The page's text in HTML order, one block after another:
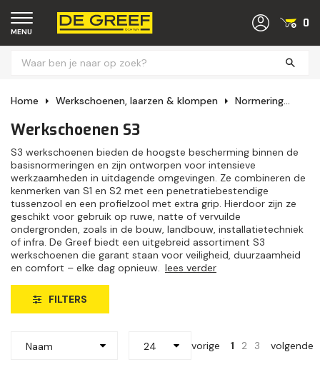
MENU
0
Home Werkschoenen, laarzen & klompen Normering
Werkschoenen S3
S3 werkschoenen bieden de hoogste bescherming binnen de
basisnormeringen en zijn ontworpen voor intensieve
werkzaamheden in uitdagende omgevingen. Ze combineren de
kenmerken van S1 en S2 met een penetratiebestendige
tussenzool en een profielzool met extra grip. Hierdoor zijn ze
geschikt voor gebruik op ruwe, natte of vervuilde
ondergronden, zoals in de bouw, landbouw, installatietechniek
of infra. De Greef biedt een uitgebreid assortiment S3
werkschoenen die garant staan voor veiligheid, duurzaamheid
en comfort – elke dag opnieuw. lees verder
FILTERS
Naam 24 vorige 1 2 3 volgende